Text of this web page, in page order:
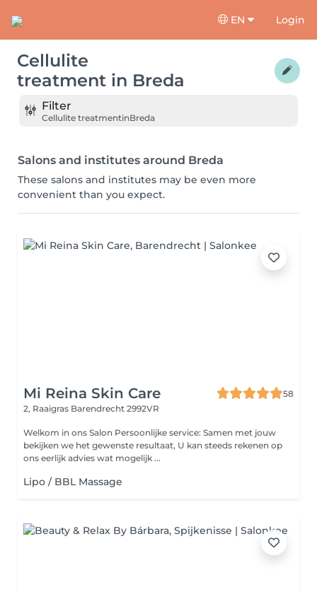
EN Login
Cellulite
treatment in Breda
Filter
Cellulite treatmentinBreda
Salons and institutes around Breda
These salons and institutes may be even more
convenient than you expect.
Mi Reina Skin Care
58
2, Raaigras Barendrecht 2992VR
Welkom in ons Salon Persoonlijke service: Samen met jouw
bekijken we het gewenste resultaat, U kan steeds rekenen op
ons eerlijk advies wat mogelijk ...
Lipo / BBL Massage